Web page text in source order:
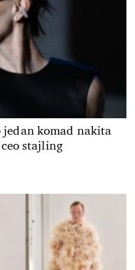
jedan komad nakita
stajling